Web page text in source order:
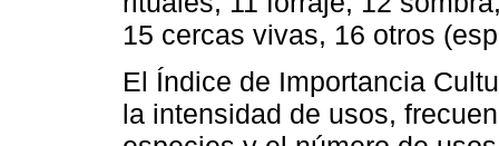
15 cercas vivas, 16 otros
El Índice de Importancia
la intensidad de usos,